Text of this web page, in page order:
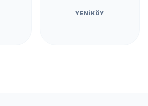
YENIKÖY